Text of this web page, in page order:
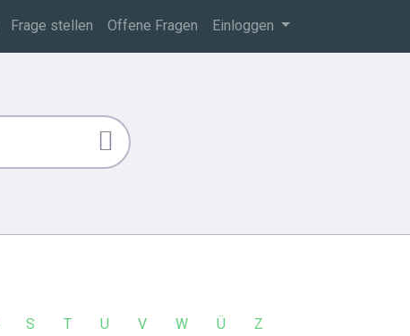
Frage stellen Offene Fragen Einloggen
S T U V W Ü Z